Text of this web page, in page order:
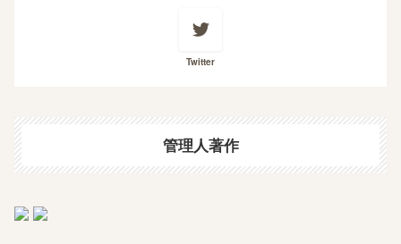
Twitter
管理人著作